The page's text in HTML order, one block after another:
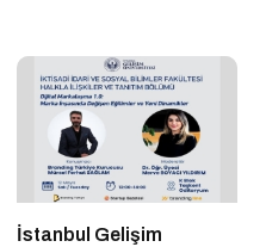
İstanbul Gelişim